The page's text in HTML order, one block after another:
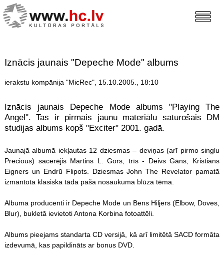
Iznācis jaunais "Depeche Mode" albums
ierakstu kompānija "MicRec", 15.10.2005., 18:10
Iznācis jaunais Depeche Mode albums "Playing The
Angel". Tas ir pirmais jaunu materiālu saturošais DM
studijas albums kopš "Exciter" 2001. gadā.
Jaunajā albumā iekļautas 12 dziesmas – deviņas (arī pirmo singlu
Precious) sacerējis Martins L. Gors, trīs - Deivs Gāns, Kristians
Eigners un Endrū Flipots. Dziesmas John The Revelator pamatā
izmantota klasiska tāda paša nosaukuma blūza tēma.
Albuma producenti ir Depeche Mode un Bens Hiljers (Elbow, Doves,
Blur), bukletā ievietoti Antona Korbina fotoattēli.
Albums pieejams standarta CD versijā, kā arī limitētā SACD formāta
izdevumā, kas papildināts ar bonus DVD.